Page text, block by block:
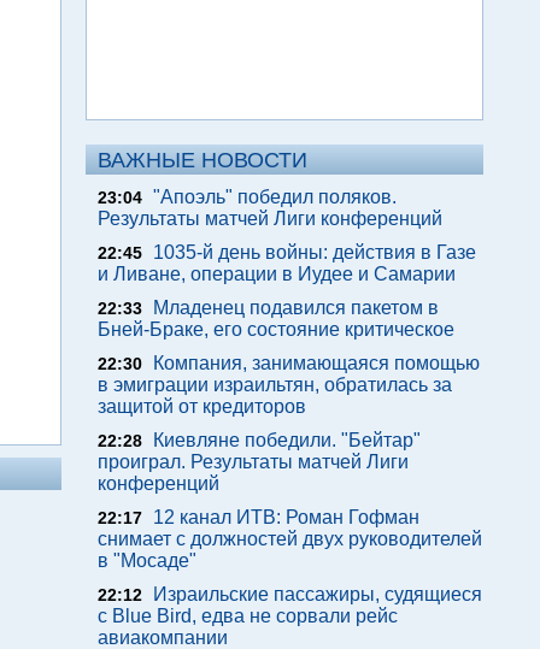
ВАЖНЫЕ НОВОСТИ
23:04 "Апоэль" победил поляков.
Результаты матчей Лиги конференций
22:45
1035-й день войны: действия в Газе
и Ливане, операции в Иудее и Самарии
22:33
Младенец подавился пакетом в
Бней-Браке, его состояние критическое
22:30
Компания, занимающаяся помощью
в эмиграции израильтян, обратилась за
защитой от кредиторов
22:28
Киевляне победили. "Бейтар"
проиграл. Результаты матчей Лиги
конференций
22:17
12 канал ИТВ: Роман Гофман
снимает с должностей двух руководителей
в "Мосаде"
22:12
Израильские пассажиры, судящиеся
с Blue Bird, едва не сорвали рейс
авиакомпании